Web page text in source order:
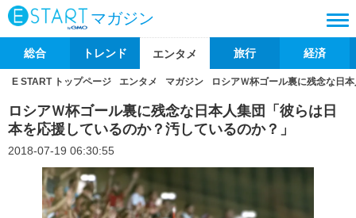
マガジン
総合 トレンド エンタメ 旅行 経済
E START トップページ エンタメ マガジン ロシアＷ杯ゴール裏に残念な日
ロシアＷ杯ゴール裏に残念な日本人集団「彼らは日
本を応援しているのか？汚しているのか？」
2018-07-19 06:30:55